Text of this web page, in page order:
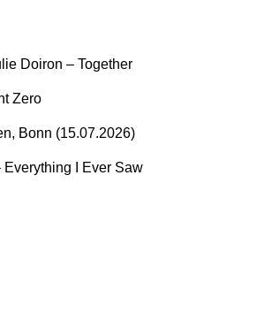
Doiron – Together
Zero
Bonn (15.07.2026)
I Ever Saw